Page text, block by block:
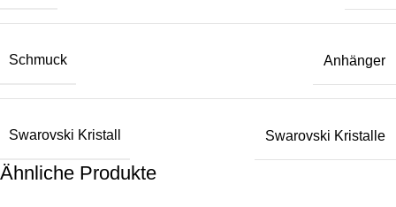
Schmuck Anhänger
Swarovski Kristall Swarovski Kristalle
Ähnliche Produkte